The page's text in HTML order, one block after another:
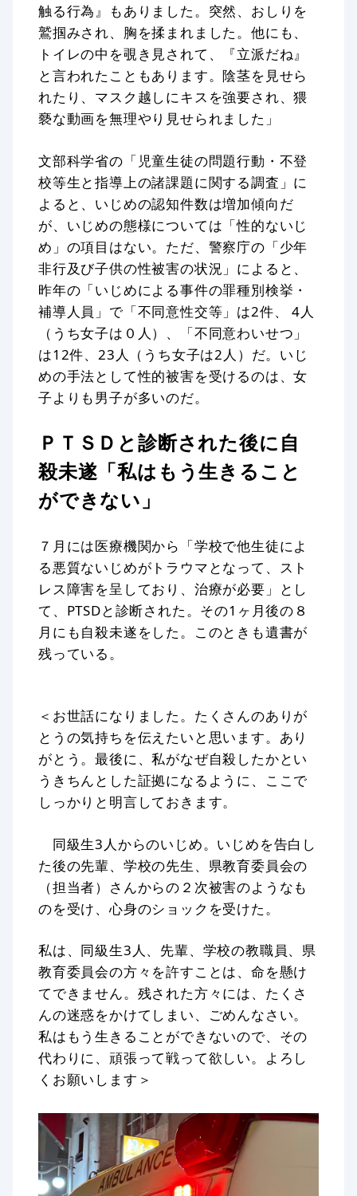
触る行為』もありました。突然、おしりを
鷲掴みされ、胸を揉まれました。他にも、
トイレの中を覗き見されて、『立派だね』
と言われたこともあります。陰茎を見せら
れたり、マスク越しにキスを強要され、猥
褻な動画を無理やり見せられました」
文部科学省の「児童生徒の問題行動・不登
校等生と指導上の諸課題に関する調査」に
よると、いじめの認知件数は増加傾向だ
が、いじめの態様については「性的ないじ
め」の項目はない。ただ、警察庁の「少年
非行及び子供の性被害の状況」によると、
昨年の「いじめによる事件の罪種別検挙・
補導人員」で「不同意性交等」は2件、 4人
（うち女子は０人）、「不同意わいせつ」
は12件、23人（うち女子は2人）だ。いじ
めの手法として性的被害を受けるのは、女
子よりも男子が多いのだ。
ＰＴＳＤと診断された後に自
殺未遂「私はもう生きること
ができない」
７月には医療機関から「学校で他生徒によ
る悪質ないじめがトラウマとなって、スト
レス障害を呈しており、治療が必要」とし
て、PTSDと診断された。その1ヶ月後の８
月にも自殺未遂をした。このときも遺書が
残っている。
＜お世話になりました。たくさんのありが
とうの気持ちを伝えたいと思います。あり
がとう。最後に、私がなぜ自殺したかとい
うきちんとした証拠になるように、ここで
しっかりと明言しておきます。
同級生3人からのいじめ。いじめを告白し
た後の先輩、学校の先生、県教育委員会の
（担当者）さんからの２次被害のようなも
のを受け、心身のショックを受けた。
私は、同級生3人、先輩、学校の教職員、県
教育委員会の方々を許すことは、命を懸け
てできません。残された方々には、たくさ
んの迷惑をかけてしまい、ごめんなさい。
私はもう生きることができないので、その
代わりに、頑張って戦って欲しい。よろし
くお願いします＞